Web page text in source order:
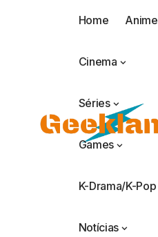
Home Anime
Cinema
Séries
Games
K-Drama/K-Pop
Notícias